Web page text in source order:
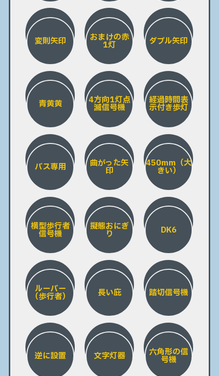
変則矢印 おまけの赤
1灯 ダブル矢印
青黄黄 4方向1灯点
滅信号機
経過時間表
示付き歩灯
バス専用 曲がった矢
印
450mm（大
きい）
横型歩行者
信号機
擬態おにぎ
り DK6
ルーバー
（歩行者） 長い庇 踏切信号機
逆に設置 文字灯器 六角形の信
号機